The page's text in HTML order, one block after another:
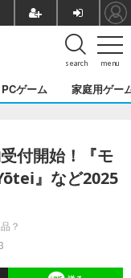
menu
search
PCゲーム 家庭用ゲー
付開始！『モ
』など2025
？